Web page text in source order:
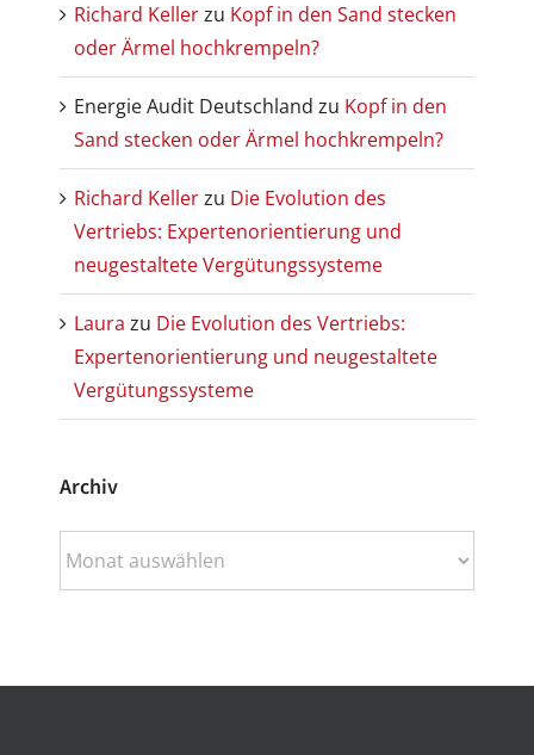
Richard Kellerzu Kopf in den Sand stecken
oder Ärmel hochkrempeln?
Energie Audit Deutschland zu Kopf in den
Sand stecken oder Ärmel hochkrempeln?
Richard Kellerzu Die Evolution des
Vertriebs: Expertenorientierung und
neugestaltete Vergütungssysteme
Laura zu Die Evolution des Vertriebs:
Expertenorientierung und neugestaltete
Vergütungssysteme
Archiv